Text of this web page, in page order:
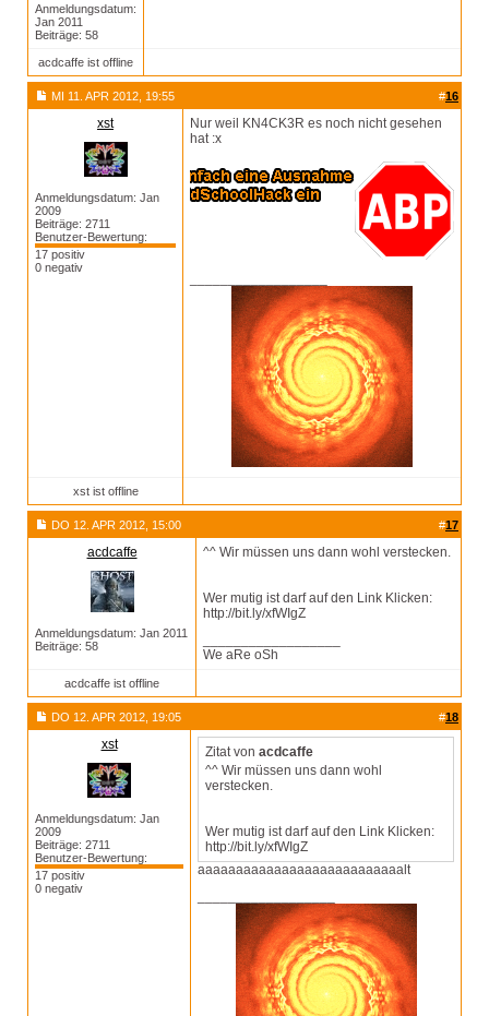
Anmeldungsdatum:
Jan 2011
Beiträge: 58
acdcaffe ist offline
MI 11. APR 2012, 19:55 #16
xst
Anmeldungsdatum: Jan
2009
Beiträge: 2711
Benutzer-Bewertung:
17 positiv
0 negativ
Nur weil KN4CK3R es noch nicht gesehen
hat :x
xst ist offline
DO 12. APR 2012, 15:00 #17
acdcaffe
Anmeldungsdatum: Jan 2011
Beiträge: 58
^^ Wir müssen uns dann wohl verstecken.
Wer mutig ist darf auf den Link Klicken:
http://bit.ly/xfWIgZ
We aRe oSh
acdcaffe ist offline
DO 12. APR 2012, 19:05 #18
xst
Anmeldungsdatum: Jan
2009
Beiträge: 2711
Benutzer-Bewertung:
17 positiv
0 negativ
Zitat von acdcaffe
^^ Wir müssen uns dann wohl
verstecken.
Wer mutig ist darf auf den Link Klicken:
http://bit.ly/xfWIgZ
aaaaaaaaaaaaaaaaaaaaaaaaaaalt